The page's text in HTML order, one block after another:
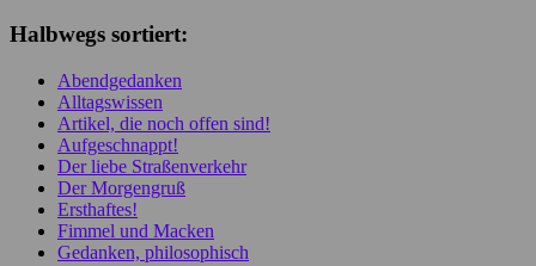
Halbwegs sortiert:
Abendgedanken
Alltagswissen
Artikel, die noch offen sind!
Aufgeschnappt!
Der liebe Straßenverkehr
Der Morgengruß
Ersthaftes!
Fimmel und Macken
Gedanken, philosophisch